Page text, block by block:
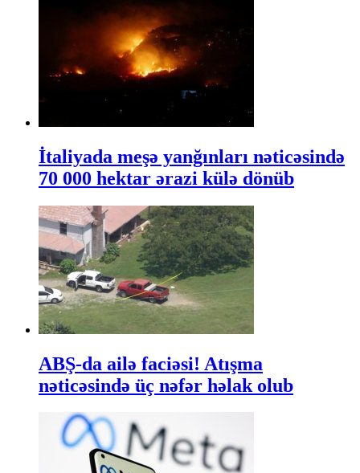
İtaliyada meşə yanğınları nəticəsində
70 000 hektar ərazi külə dönüb
ABŞ-da ailə faciəsi! Atışma
nəticəsində üç nəfər həlak olub